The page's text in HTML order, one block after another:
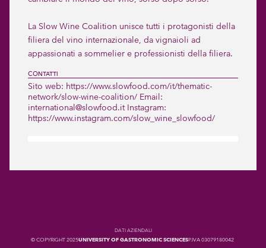
La Slow Wine Coalition unisce tutti i protagonisti della
filiera del vino internazionale, da vignaioli ad
appassionati a sommelier e professionisti della filiera.
CONTATTI
Sito web: https://www.slowfood.com/it/thematic-
network/slow-wine-coalition/ Email:
international@slowfood.it Instagram:
https://www.instagram.com/slow_wine_slowfood/
© COPYRIGHT 2025UNIVERSITY OF GASTRONOMIC SCIENCESP.IVA 03079180042
DATI AZIENDALI